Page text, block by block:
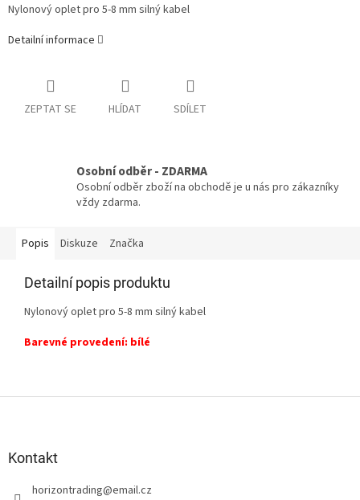
Nylonový oplet pro 5-8 mm silný kabel
Detailní informace
ZEPTAT SE HLÍDAT SDÍLET
Osobní odběr - ZDARMA
Osobní odběr zboží na obchodě je u nás pro zákazníky
vždy zdarma.
Popis Diskuze Značka
Detailní popis produktu
Nylonový oplet pro 5-8 mm silný kabel
Barevné provedení: bílé
Kontakt
horizontrading@email.cz